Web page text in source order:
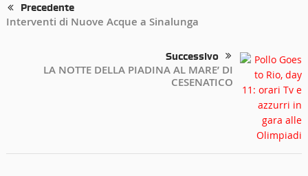
Precedente
Interventi di Nuove Acque a Sinalunga
Successivo
LA NOTTE DELLA PIADINA AL MARE’ DI
CESENATICO